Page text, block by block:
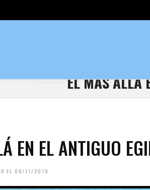
EL MÁS ALLÁ
EN EL ANTIGUO
EL 06/11/2019